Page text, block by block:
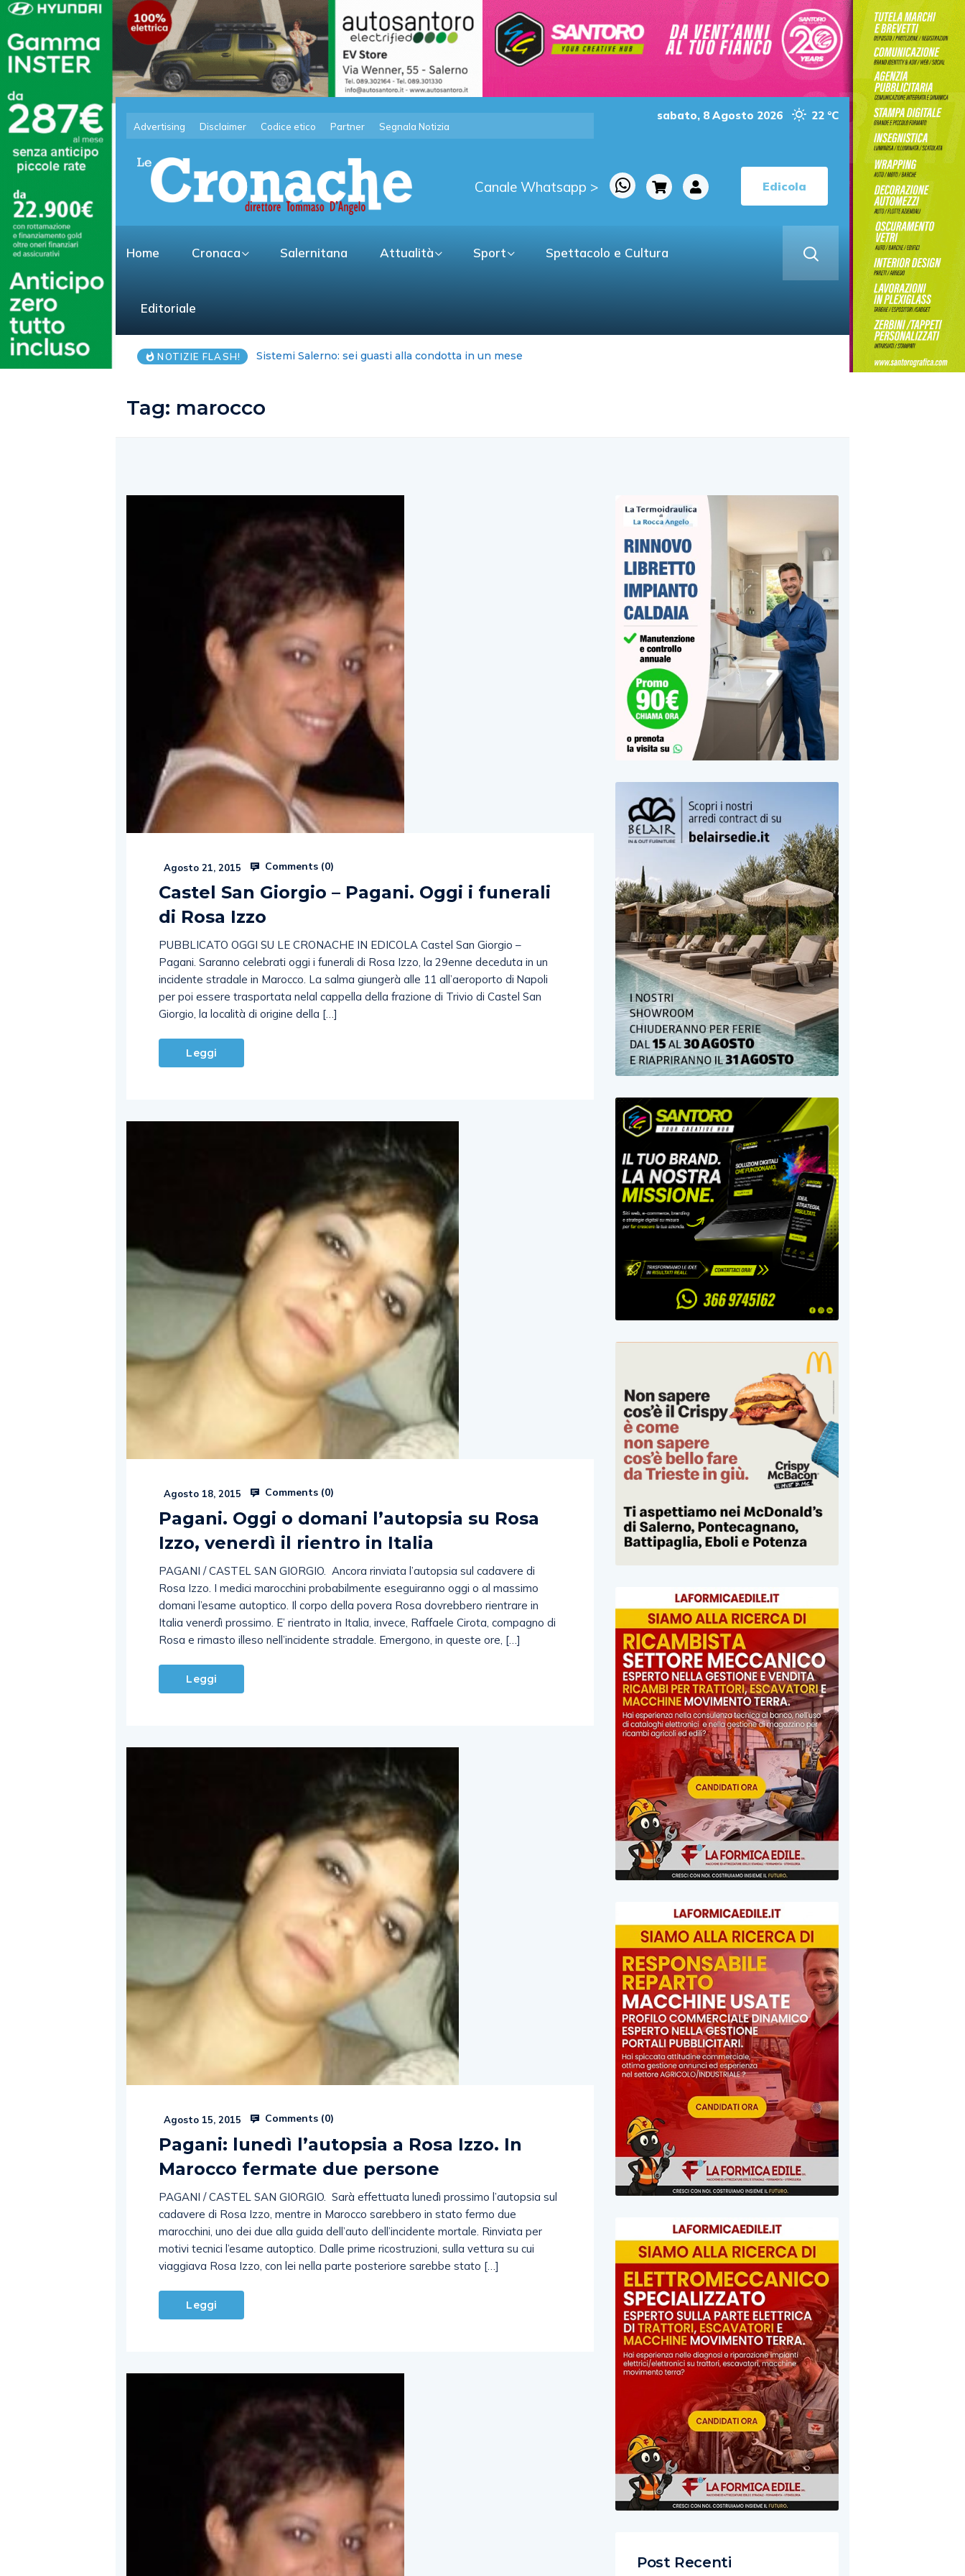
Advertising Disclaimer Codice etico Partner Segnala Notizia
sabato, 8 Agosto 2026 22 °C
Canale Whatsapp > Edicola
Home Cronaca Salernitana Attualità Sport Spettacolo e Cultura
Editoriale
NOTIZIE FLASH! Da Atena Lucana un gesto di solidarietà per il Venezuela
Tag: marocco
Agosto 21, 2015 Comments (0)
Castel San Giorgio – Pagani. Oggi i funerali
di Rosa Izzo
PUBBLICATO OGGI SU LE CRONACHE IN EDICOLA Castel San Giorgio –
Pagani. Saranno celebrati oggi i funerali di Rosa Izzo, la 29enne deceduta in un
incidente stradale in Marocco. La salma giungerà alle 11 all’aeroporto di Napoli
per poi essere trasportata nelal cappella della frazione di Trivio di Castel San
Giorgio, la località di origine della […]
Leggi
Agosto 18, 2015 Comments (0)
Pagani. Oggi o domani l’autopsia su Rosa
Izzo, venerdì il rientro in Italia
PAGANI / CASTEL SAN GIORGIO. Ancora rinviata l’autopsia sul cadavere di
Rosa Izzo. I medici marocchini probabilmente eseguiranno oggi o al massimo
domani l’esame autoptico. Il corpo della povera Rosa dovrebbero rientrare in
Italia venerdì prossimo. E’ rientrato in Italia, invece, Raffaele Cirota, compagno di
Rosa e rimasto illeso nell’incidente stradale. Emergono, in queste ore, […]
Leggi
Agosto 15, 2015 Comments (0)
Pagani: lunedì l’autopsia a Rosa Izzo. In
Marocco fermate due persone
PAGANI / CASTEL SAN GIORGIO. Sarà effettuata lunedì prossimo l’autopsia sul
cadavere di Rosa Izzo, mentre in Marocco sarebbero in stato fermo due
marocchini, uno dei due alla guida dell’auto dell’incidente mortale. Rinviata per
motivi tecnici l’esame autoptico. Dalle prime ricostruzioni, sulla vettura su cui
viaggiava Rosa Izzo, con lei nella parte posteriore sarebbe stato […]
Leggi
Post Recenti